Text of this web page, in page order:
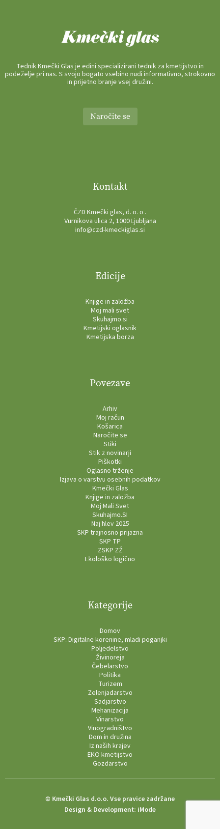
Tednik Kmečki Glas je edini specializirani tednik za kmetijstvo in
podeželje pri nas. S svojo bogato vsebino nudi informativno, strokovno
in prijetno branje vsej družini.
Naročite se
Kontakt
ČZD Kmečki glas, d. o. o .
Vurnikova ulica 2, 1000 Ljubljana
info@czd-kmeckiglas.si
Edicije
Knjige in založba
Moj mali svet
Skuhajmo.si
Kmetijski oglasnik
Kmetijska borza
Povezave
Arhiv
Moj račun
Košarica
Naročite se
Stiki
Stik z novinarji
Piškotki
Oglasno trženje
Izjava o varstvu osebnih podatkov
Kmečki Glas
Knjige in založba
Moj Mali Svet
Skuhajmo.SI
Naj hlev 2025
SKP trajnosno prijazna
SKP TP
ZSKP ZŽ
Ekološko logično
Kategorije
Domov
SKP: Digitalne korenine, mladi poganjki
Poljedelstvo
Živinoreja
Čebelarstvo
Politika
Turizem
Zelenjadarstvo
Sadjarstvo
Mehanizacija
Vinarstvo
Vinogradništvo
Dom in družina
Iz naših krajev
EKO kmetijstvo
Gozdarstvo
© Kmečki Glas d.o.o. Vse pravice zadržane
Design & Development: iMode